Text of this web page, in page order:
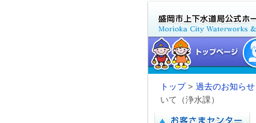
トップ> 過去のお知らせ
いて（浄水課）